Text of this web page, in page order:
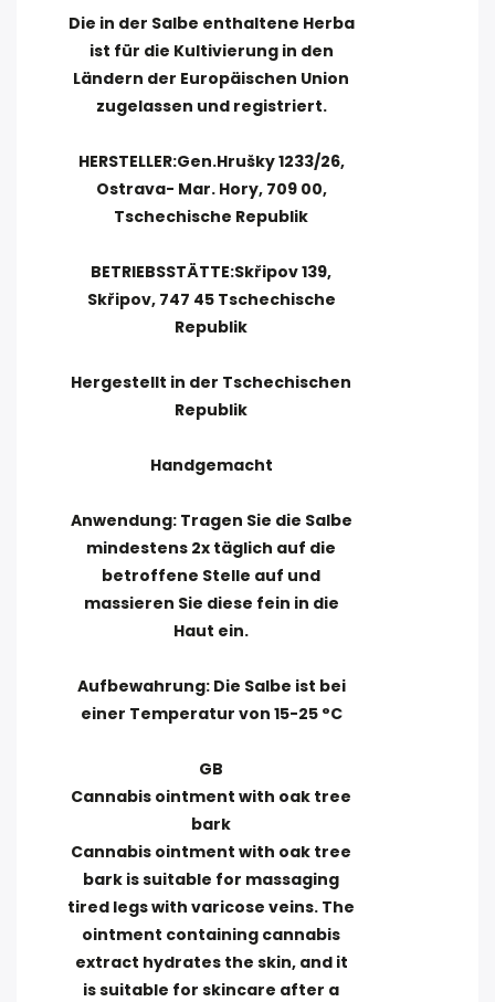
Die in der Salbe enthaltene Herba
ist für die Kultivierung in den
Ländern der Europäischen Union
zugelassen und registriert.
HERSTELLER:Gen.Hrušky 1233/26,
Ostrava- Mar. Hory, 709 00,
Tschechische Republik
BETRIEBSSTÄTTE:Skřipov 139,
Skřipov, 747 45 Tschechische
Republik
Hergestellt in der Tschechischen
Republik
Handgemacht
Anwendung: Tragen Sie die Salbe
mindestens 2x täglich auf die
betroffene Stelle auf und
massieren Sie diese fein in die
Haut ein.
Aufbewahrung: Die Salbe ist bei
einer Temperatur von 15-25 °C
GB
Cannabis ointment with oak tree
bark
Cannabis ointment with oak tree
bark is suitable for massaging
tired legs with varicose veins. The
ointment containing cannabis
extract hydrates the skin, and it
is suitable for skincare after a